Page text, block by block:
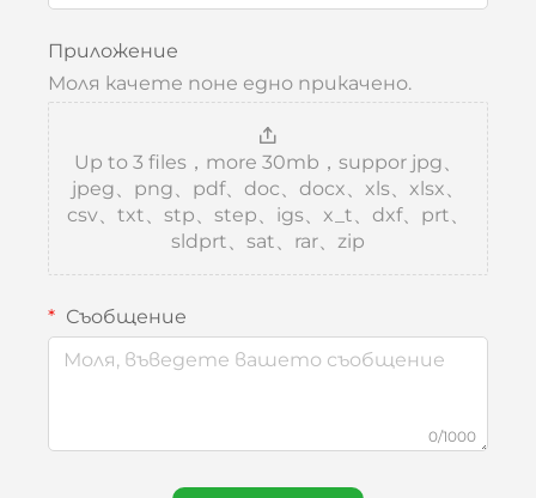
Приложение
Моля качете поне едно прикачено.
Up to 3 files，more 30mb，suppor jpg、
jpeg、png、pdf、doc、docx、xls、xlsx、
csv、txt、stp、step、igs、x_t、dxf、prt、
sldprt、sat、rar、zip
Съобщение
0/1000